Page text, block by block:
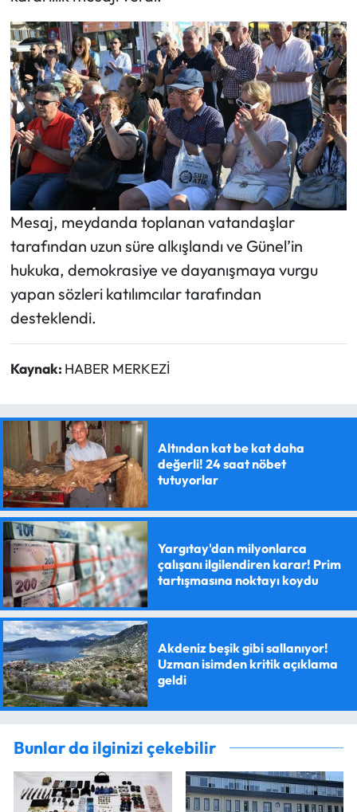
Mesaj, meydanda toplanan vatandaşlar
tarafından uzun süre alkışlandı ve Günel’in
hukuka, demokrasiye ve dayanışmaya vurgu
yapan sözleri katılımcılar tarafından
desteklendi.
Kaynak: HABER MERKEZİ
Altından kat be kat daha
değerli! 24 saat nöbet
tutuyorlar
Yargıtay'dan milyonlarca
çalışanı ilgilendiren karar! Prim
tartışmasına noktayı koydu
Akdeniz beşik gibi sallanıyor!
Uzman isimden kritik açıklama
geldi
Bunlar da ilginizi çekebilir